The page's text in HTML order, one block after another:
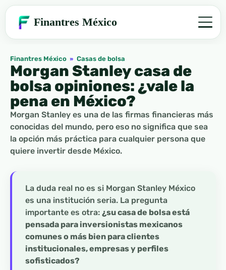
Finantres México
Finantres México » Casas de bolsa
Morgan Stanley casa de
bolsa opiniones: ¿vale la
pena en México?
Morgan Stanley es una de las firmas financieras más
conocidas del mundo, pero eso no significa que sea
la opción más práctica para cualquier persona que
quiere invertir desde México.
La duda real no es si Morgan Stanley México
es una institución seria. La pregunta
importante es otra: ¿su casa de bolsa está
pensada para inversionistas mexicanos
comunes o más bien para clientes
institucionales, empresas y perfiles
sofisticados?